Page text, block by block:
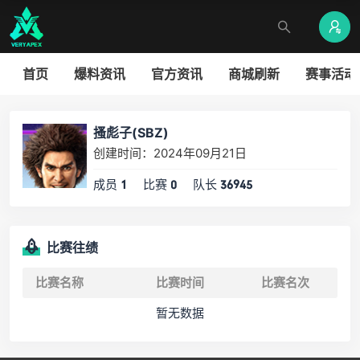
首页 爆料资讯 官方资讯 商城刷新 赛事活动
搔彪子(SBZ)
创建时间：2024年09月21日
成员 1 比赛 0 队长 36945
比赛往绩
比赛名称 比赛时间
比赛名次
暂无数据